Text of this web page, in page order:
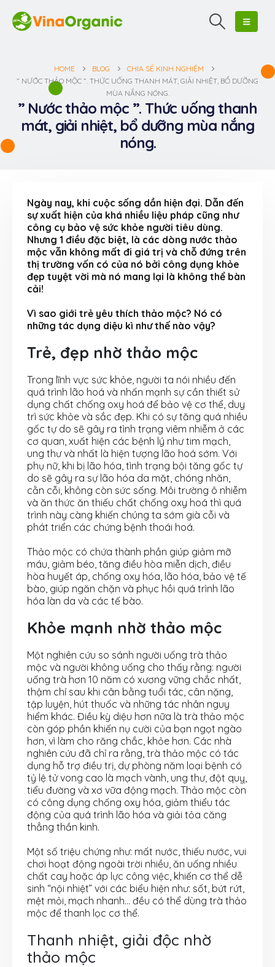
HOME BLOG
CHIA SẺ KINH NGHIỆM
” NƯỚC THẢO MỘC ”. THỨC UỐNG THANH MÁT, GIẢI NHIỆT, BỔ DƯỠNG
MÙA NẮNG NÓNG.
” Nước thảo mộc ”. Thức uống thanh
mát, giải nhiệt, bổ dưỡng mùa nắng
nóng.
Ngày nay, khi cuộc sống dần hiện đại. Dẫn đến
sự xuất hiện của khá nhiều liệu pháp cũng như
công cụ bảo vệ sức khỏe người tiêu dùng.
Nhưng 1 điều đặc biệt, là các dòng nước thảo
mộc vẫn không mất đi giá trị và chỗ đứng trên
thị trường vốn có của nó bởi công dụng khỏe
đẹp tuyệt vời mà nó mang lại là không thể bàn
cải!
Vì sao giới trẻ yêu thích thảo mộc? Nó có
những tác dụng diệu kì như thế nào vậy?
Trẻ, đẹp nhờ thảo mộc
Trong lĩnh vực sức khỏe, người ta nói nhiều đến
quá trình lão hoá và nhấn mạnh sự cần thiết sử
dụng chất chống oxy hoá để bảo vệ cơ thể, duy
trì sức khỏe và sắc đẹp. Khi có sự tăng quá nhiều
gốc tự do sẽ gây ra tình trạng viêm nhiễm ở các
cơ quan, xuất hiện các bệnh lý như tim mạch,
ung thư và nhất là hiện tượng lão hoá sớm. Với
phụ nữ, khi bị lão hóa, tình trạng bội tăng gốc tự
do sẽ gây ra sự lão hóa da mặt, chóng nhăn,
cằn cỗi, không còn sức sống. Môi trường ô nhiễm
và ăn thức ăn thiếu chất chống oxy hoá thì quá
trình này càng khiến chúng ta sớm già cỗi và
phát triển các chứng bệnh thoái hoá.
Thảo mộc có chứa thành phần giúp giảm mỡ
máu, giảm béo, tăng điều hòa miễn dịch, điều
hòa huyết áp, chống oxy hóa, lão hóa, bảo vệ tế
bào, giúp ngăn chặn và phục hồi quá trình lão
hóa làn da và các tế bào.
Khỏe mạnh nhờ thảo mộc
Một nghiên cứu so sánh người uống trà thảo
mộc và người không uống cho thấy rằng: người
uống trà hơn 10 năm có xương vững chắc nhất,
thậm chí sau khi cân bằng tuổi tác, cân nặng,
tập luyện, hút thuốc và những tác nhân nguy
hiểm khác. Điều kỳ diệu hơn nữa là trà thảo mộc
còn góp phần khiến nụ cười của bạn ngọt ngào
hơn, vì làm cho răng chắc, khỏe hơn. Các nhà
nghiên cứu đã chỉ ra rằng, trà thảo mộc có tác
dụng hỗ trợ điều trị, dự phòng năm loại bệnh có
tỷ lệ tử vong cao là mạch vành, ung thư, đột quỵ,
tiểu đường và xơ vữa động mạch. Thảo mộc còn
có công dụng chống oxy hóa, giảm thiểu tác
động của quá trình lão hóa và giải tỏa căng
thẳng thần kinh.
Một số triệu chứng như: mất nước, thiếu nước, vui
chơi hoạt động ngoài trời nhiều, ăn uống nhiều
chất cay hoặc áp lực công việc, khiến cơ thể dễ
sinh “nội nhiệt” với các biểu hiện như: sốt, bứt rứt,
mệt mỏi, mạch nhanh… đều có thể dùng trà thảo
mộc để thanh lọc cơ thể.
Thanh nhiệt, giải độc nhờ
thảo mộc